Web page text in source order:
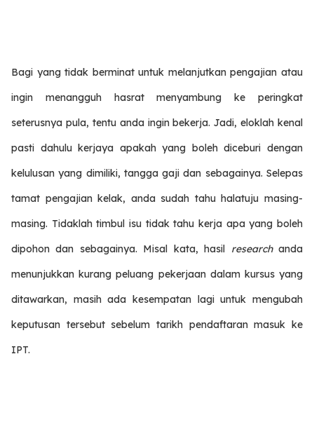
Bagi yang tidak berminat untuk melanjutkan pengajian atau
ingin menangguh hasrat menyambung ke peringkat
seterusnya pula, tentu anda ingin bekerja. Jadi, eloklah kenal
pasti dahulu kerjaya apakah yang boleh diceburi dengan
kelulusan yang dimiliki, tangga gaji dan sebagainya. Selepas
tamat pengajian kelak, anda sudah tahu halatuju masing-
masing. Tidaklah timbul isu tidak tahu kerja apa yang boleh
dipohon dan sebagainya. Misal kata, hasil
researchanda
menunjukkan kurang peluang pekerjaan dalam kursus yang
ditawarkan, masih ada kesempatan lagi untuk mengubah
keputusan tersebut sebelum tarikh pendaftaran masuk ke
IPT.